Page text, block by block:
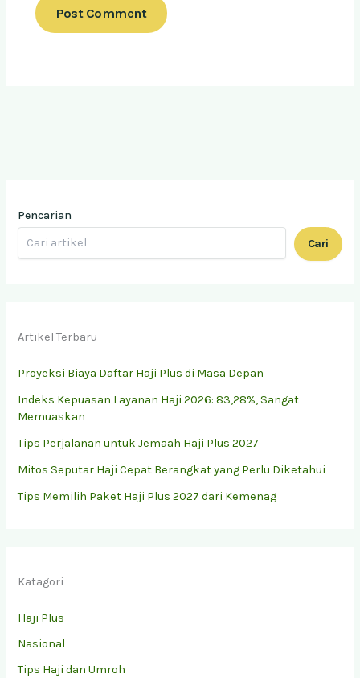
Pencarian
Cari
Artikel Terbaru
Proyeksi Biaya Daftar Haji Plus di Masa Depan
Indeks Kepuasan Layanan Haji 2026: 83,28%, Sangat
Memuaskan
Tips Perjalanan untuk Jemaah Haji Plus 2027
Mitos Seputar Haji Cepat Berangkat yang Perlu Diketahui
Tips Memilih Paket Haji Plus 2027 dari Kemenag
Katagori
Haji Plus
Nasional
Tips Haji dan Umroh